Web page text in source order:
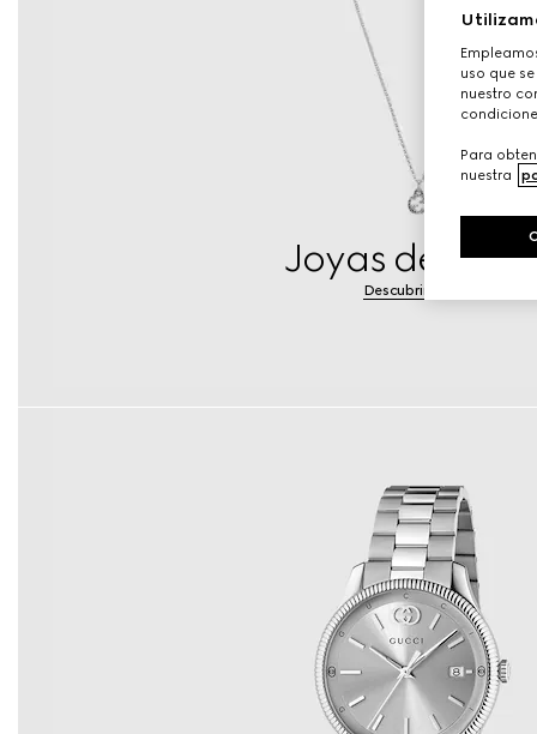
Joyas de
Descubrir más
uso que
nuestro
Para
nuestra